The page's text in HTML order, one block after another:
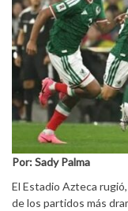
Por: Sady Palma
El Estadio Azteca
de los partidos más